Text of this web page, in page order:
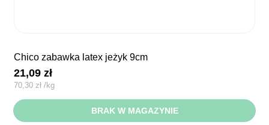
chico zabawka latex jeżyk 9cm
21,09zł
70,30zł /kg
BRAK W MAGAZYNIE